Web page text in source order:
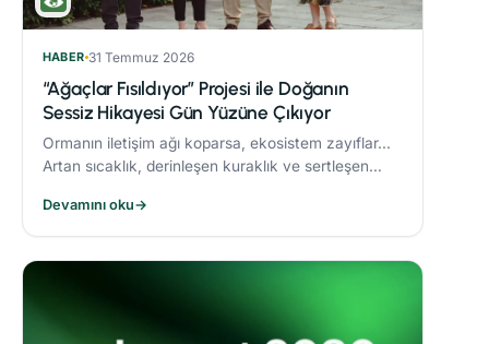
HABER 31 Temmuz 2026
“Ağaçlar Fısıldıyor” Projesi ile Doğanın
Sessiz Hikayesi Gün Yüzüne Çıkıyor
Ormanın iletişim ağı koparsa, ekosistem zayıflar...
Artan sıcaklık, derinleşen kuraklık ve sertleşen
getiriyor.
Devamını oku→